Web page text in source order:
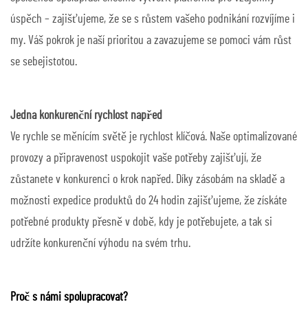
úspěch – zajišťujeme, že se s růstem vašeho podnikání rozvíjíme i
my. Váš pokrok je naší prioritou a zavazujeme se pomoci vám růst
se sebejistotou.
Jedna konkurenční rychlost napřed
Ve rychle se měnícím světě je rychlost klíčová. Naše optimalizované
provozy a připravenost uspokojit vaše potřeby zajišťují, že
zůstanete v konkurenci o krok napřed. Díky zásobám na skladě a
možnosti expedice produktů do 24 hodin zajišťujeme, že získáte
potřebné produkty přesně v době, kdy je potřebujete, a tak si
udržíte konkurenční výhodu na svém trhu.
Proč s námi spolupracovat?